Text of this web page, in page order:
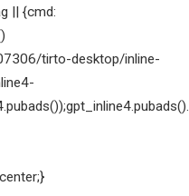
|| {cmd:
tirto-desktop/inline-